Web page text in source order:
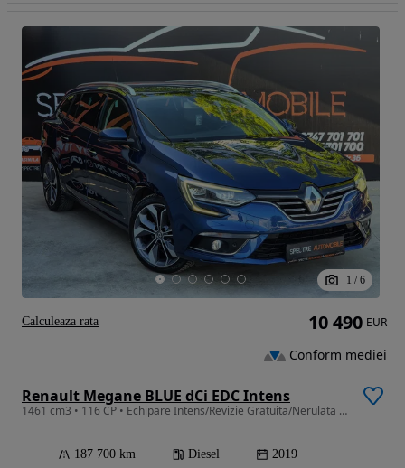
1 / 6
Renault Megane BLUE dCi EDC Intens
1461 cm3 • 116 CP • Echipare Intens/Revizie Gratuita/Nerulata Ro//Km Certificati//Garantie
187 700 km Diesel 2019
10 490 EUR
Conform mediei
Calculeaza rata